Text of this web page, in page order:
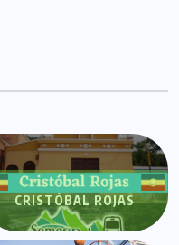
CRISTÓBAL ROJAS